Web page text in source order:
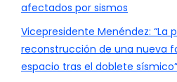
afectados por sismos
Vicepresidente Menéndez: “La
reconstrucción de una nueva
espacio tras el doblete sísmico”